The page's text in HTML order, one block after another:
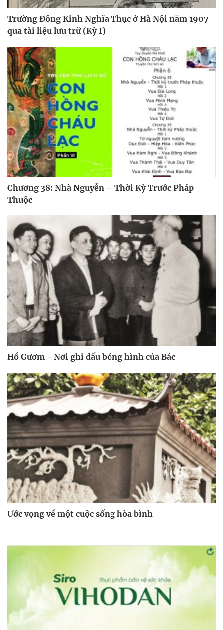
Trường Đông Kinh Nghĩa Thục ở Hà Nội năm 1907
qua tài liệu lưu trữ (Kỳ I)
Chương 38: Nhà Nguyễn – Thời Kỳ Trước Pháp
Thuộc
Hồ Gươm - Nơi ghi dấu bóng hình của Bác
Ước vọng về một cuộc sống hòa bình